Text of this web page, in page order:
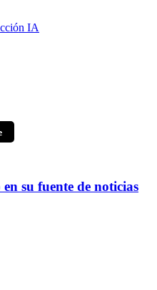
IA
en su fuente de noticias